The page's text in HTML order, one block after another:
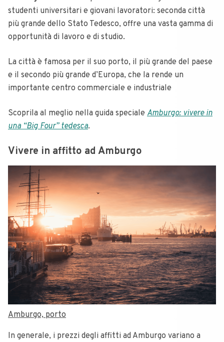
studenti universitari e giovani lavoratori: seconda città
più grande dello Stato Tedesco, offre una vasta gamma di
opportunità di lavoro e di studio.
La città è famosa per il suo porto, il più grande del paese
e il secondo più grande d’Europa, che la rende un
importante centro commerciale e industriale
Scoprila al meglio nella guida speciale Amburgo: vivere in
una “Big Four” tedesca.
Vivere in affitto ad Amburgo
Amburgo, porto
In generale, i prezzi degli affitti ad Amburgo variano a